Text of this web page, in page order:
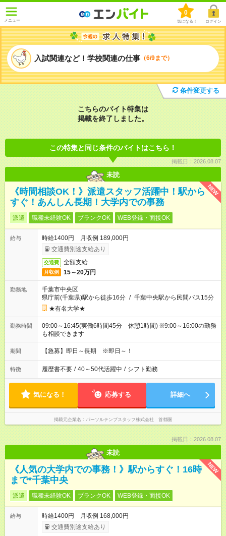
メニュー
0
気になる！ ログイン
入試関連など！学校関連の仕事 （6/9まで）
条件変更する
こちらのバイト特集は
掲載を終了しました。
この特集と同じ条件のバイトはこちら！
掲載日：2026.08.07
未読
NEW
《時間相談OK！》派遣スタッフ活躍中！駅から
すぐ！あんしん長期！大学内での事務
派遣 職種未経験OK ブランクOK WEB登録・面接OK
給与
時給1400円 月収例 189,000円
交通費別途支給あり
交通費 全額支給
月収例 15～20万円
勤務地
千葉市中央区
県庁前(千葉県)駅から徒歩16分 / 千葉中央駅から民間バス15分
★有名大学★
勤務時間
09:00～16:45(実働6時間45分 休憩1時間) ※9:00～16:00の勤務
も相談できます
期間 【急募】即日～長期 ※即日～！
特徴 履歴書不要 / 40～50代活躍中 / シフト勤務
気になる！ 応募する 詳細へ
掲載元企業名 パーソルテンプスタッフ株式会社 首都圏
掲載日：2026.08.07
未読
NEW
《人気の大学内での事務！》駅からすぐ！16時
まで*千葉中央
派遣 職種未経験OK ブランクOK WEB登録・面接OK
給与
時給1400円 月収例 168,000円
交通費別途支給あり